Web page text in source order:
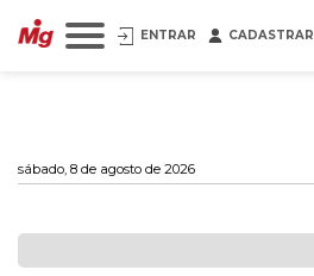
ENTRAR CADASTRAR
sábado, 8 de agosto de 2026